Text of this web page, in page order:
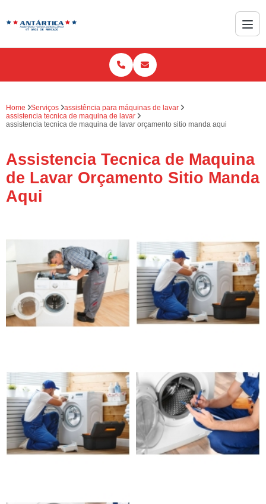
Home Serviços
assistência para máquinas de lavar
assistencia tecnica de maquina de lavar
assistencia tecnica de maquina de lavar orçamento sitio manda aqui
Assistencia Tecnica de Maquina
de Lavar Orçamento Sitio Manda
Aqui